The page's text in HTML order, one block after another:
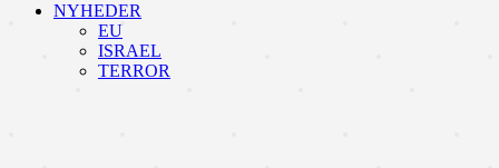
NYHEDER
EU
ISRAEL
TERROR